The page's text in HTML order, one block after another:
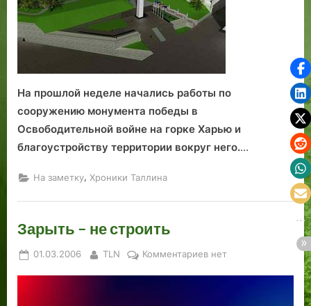
Харью
На прошлой неделе начались работы по
сооружению монумента победы в
Освободительной войне на горке Харью и
благоустройству территории вокруг него.…
На заметку, Хроники Таллина
Зарыть – не строить
Posted
01.03.2006 By
TLN Комментариевкнет